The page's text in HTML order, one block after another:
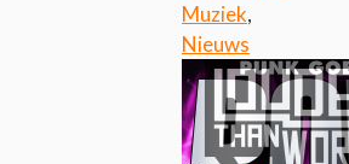
Muziek,
Nieuws